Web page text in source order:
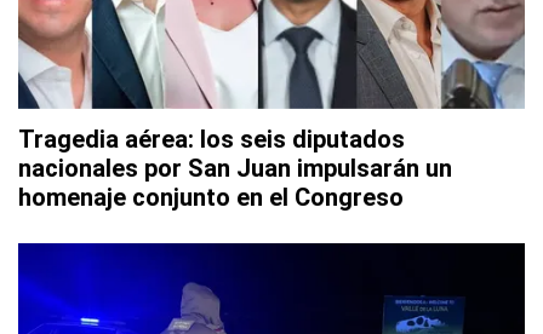
Tragedia aérea: los seis diputados
nacionales por San Juan impulsarán un
homenaje conjunto en el Congreso